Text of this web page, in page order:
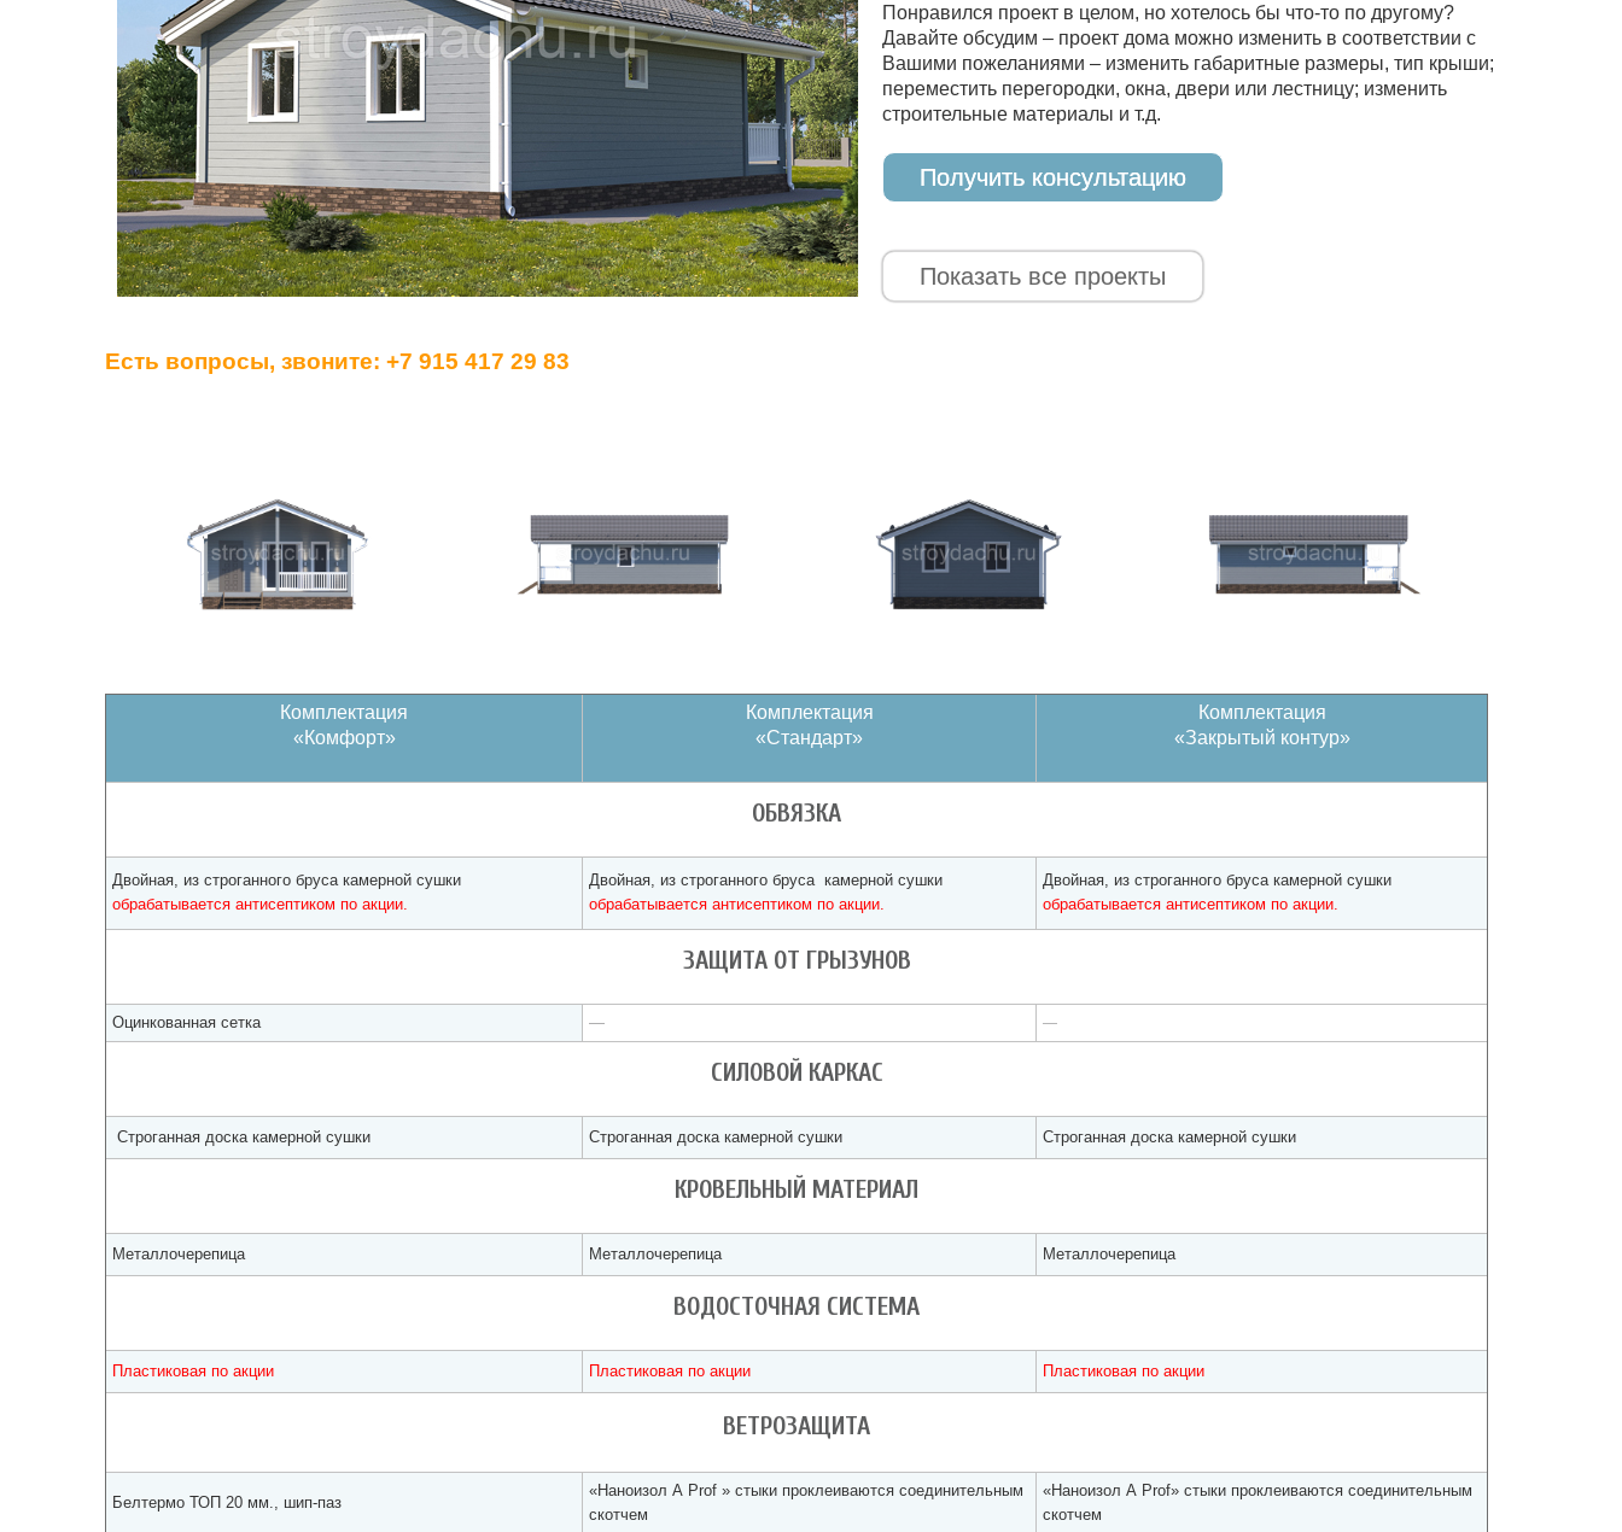
Понравился проект в целом, но хотелось бы что-то по другому?
Давайте обсудим – проект дома можно изменить в соответствии с
Вашими пожеланиями – изменить габаритные размеры, тип крыши;
переместить перегородки, окна, двери или лестницу; изменить
строительные материалы и т.д.
Получить консультацию
Показать все проекты
Есть вопросы, звоните: +7 915 417 29 83
Комплектация
«Комфорт»
Комплектация
«Стандарт»
Комплектация
«Закрытый контур»
ОБВЯЗКА
Двойная, из строганного бруса камерной сушки
обрабатывается антисептиком по акции.
Двойная, из строганного бруса камерной сушки
обрабатывается антисептиком по акции.
Двойная, из строганного бруса камерной сушки
обрабатывается антисептиком по акции.
ЗАЩИТА ОТ ГРЫЗУНОВ
Оцинкованная сетка — —
СИЛОВОЙ КАРКАС
Строганная доска камерной сушки Строганная доска камерной сушки Строганная доска камерной сушки
КРОВЕЛЬНЫЙ МАТЕРИАЛ
Металлочерепица Металлочерепица Металлочерепица
ВОДОСТОЧНАЯ СИСТЕМА
Пластиковая по акции Пластиковая по акции Пластиковая по акции
ВЕТРОЗАЩИТА
Белтермо ТОП 20 мм., шип-паз
«Наноизол А Prof » стыки проклеиваются соединительным
скотчем
«Наноизол А Prof» стыки проклеиваются соединительным
скотчем